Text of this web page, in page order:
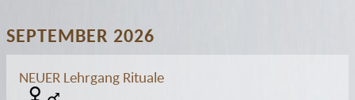
SEPTEMBER 2026
NEUER Lehrgang Rituale